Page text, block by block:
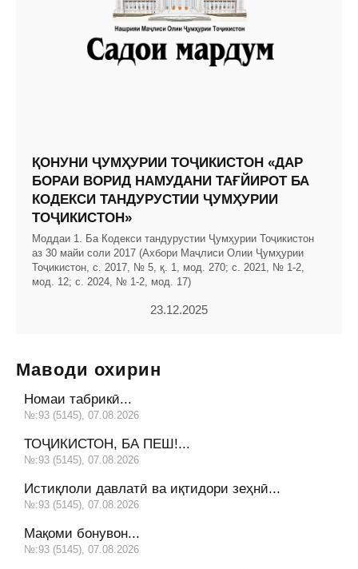
ҚОНУНИ ҶУМҲУРИИ ТОҶИКИСТОН «ДАР
БОРАИ ВОРИД НАМУДАНИ ТАҒЙИРОТ БА
КОДЕКСИ ТАНДУРУСТИИ ҶУМҲУРИИ
ТОҶИКИСТОН»
Моддаи 1. Ба Кодекси тандурустии Ҷумҳурии Тоҷикистон
аз 30 майи соли 2017 (Ахбори Маҷлиси Олии Ҷумҳурии
Тоҷикистон, с. 2017, № 5, қ. 1, мод. 270; с. 2021, № 1-2,
мод. 12; с. 2024, № 1-2, мод. 17)
23.12.2025
Маводи охирин
Номаи табрикӣ...
№:93 (5145), 07.08.2026
ТОҶИКИСТОН, БА ПЕШ!...
№:93 (5145), 07.08.2026
Истиқлоли давлатӣ ва иқтидори зеҳнӣ...
№:93 (5145), 07.08.2026
Мақоми бонувон...
№:93 (5145), 07.08.2026